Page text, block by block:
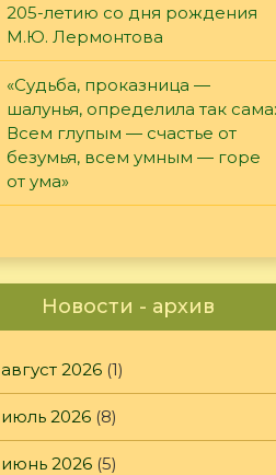
205-летию со дня рождения
М.Ю. Лермонтова
«Судьба, проказница —
шалунья, определила так сама:
Всем глупым — счастье от
безумья, всем умным — горе
от ума»
Новости - архив
август 2026 (1)
июль 2026 (8)
июнь 2026 (5)